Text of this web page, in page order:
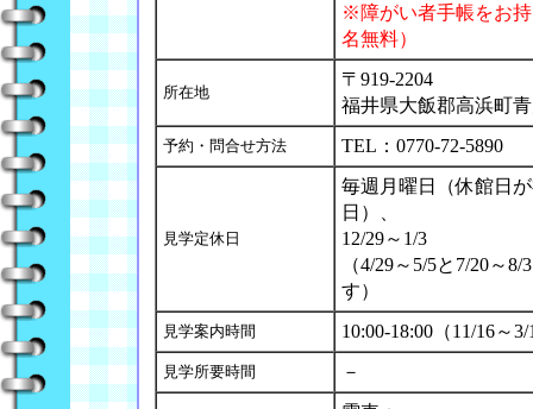
※障がい者手帳をお
名無料）
所在地
〒919-2204
福井県大飯郡高浜町
予約・問合せ方法 TEL：0770-72-5890
見学定休日
毎週月曜日（休館日
日）、
12/29～1/3
（4/29～5/5と7/20～
す）
見学案内時間 10:00-18:00（11/16～
見学所要時間 －